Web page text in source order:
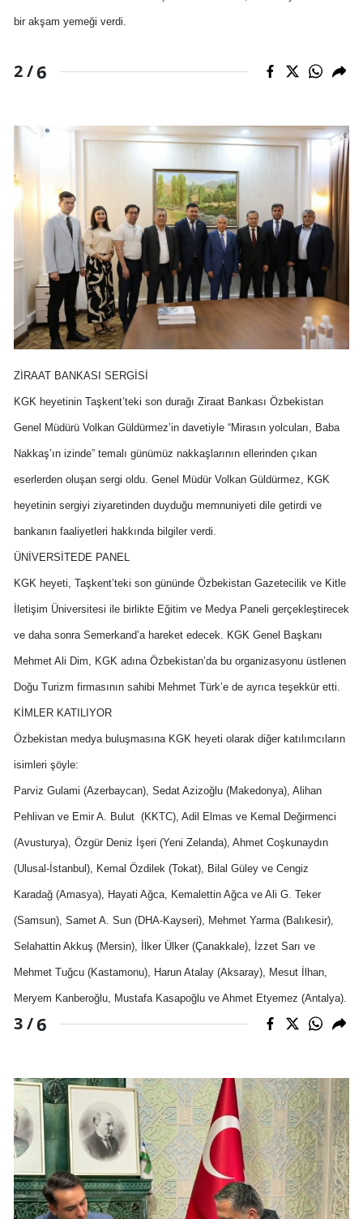
bir akşam yemeği verdi.
2 /6
ZİRAAT BANKASI SERGİSİ
KGK heyetinin Taşkent’teki son durağı Ziraat Bankası Özbekistan
Genel Müdürü Volkan Güldürmez’in davetiyle “Mirasın yolcuları, Baba
Nakkaş’ın izinde” temalı günümüz nakkaşlarının ellerinden çıkan
eserlerden oluşan sergi oldu. Genel Müdür Volkan Güldürmez, KGK
heyetinin sergiyi ziyaretinden duyduğu memnuniyeti dile getirdi ve
bankanın faaliyetleri hakkında bilgiler verdi.
ÜNİVERSİTEDE PANEL
KGK heyeti, Taşkent’teki son gününde Özbekistan Gazetecilik ve Kitle
İletişim Üniversitesi ile birlikte Eğitim ve Medya Paneli gerçekleştirecek
ve daha sonra Semerkand’a hareket edecek. KGK Genel Başkanı
Mehmet Ali Dim, KGK adına Özbekistan’da bu organizasyonu üstlenen
Doğu Turizm firmasının sahibi Mehmet Türk’e de ayrıca teşekkür etti.
KİMLER KATILIYOR
Özbekistan medya buluşmasına KGK heyeti olarak diğer katılımcıların
isimleri şöyle:
Parviz Gulami (Azerbaycan), Sedat Azizoğlu (Makedonya), Alihan
Pehlivan ve Emir A. Bulut (KKTC), Adil Elmas ve Kemal Değirmenci
(Avusturya), Özgür Deniz İşeri (Yeni Zelanda), Ahmet Coşkunaydın
(Ulusal-İstanbul), Kemal Özdilek (Tokat), Bilal Güley ve Cengiz
Karadağ (Amasya), Hayati Ağca, Kemalettin Ağca ve Ali G. Teker
(Samsun), Samet A. Sun (DHA-Kayseri), Mehmet Yarma (Balıkesir),
Selahattin Akkuş (Mersin), İlker Ülker (Çanakkale), İzzet Sarı ve
Mehmet Tuğcu (Kastamonu), Harun Atalay (Aksaray), Mesut İlhan,
Meryem Kanberoğlu, Mustafa Kasapoğlu ve Ahmet Etyemez (Antalya).
3 /6